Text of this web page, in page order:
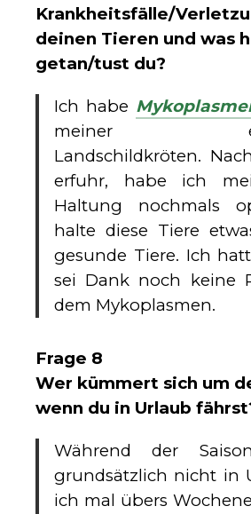
Krankheitsfälle/
deinen Tieren und was
getan/tust du?
Ich habe
meiner
Landschildkröten.
erfuhr, habe ich
Haltung nochmals
halte diese Tiere
gesunde Tiere. Ich
sei Dank noch keine
dem Mykoplasmen.
Frage 8
Wer kümmert sich um
wenn du in Urlaub
Während der
grundsätzlich nicht in
ich mal übers